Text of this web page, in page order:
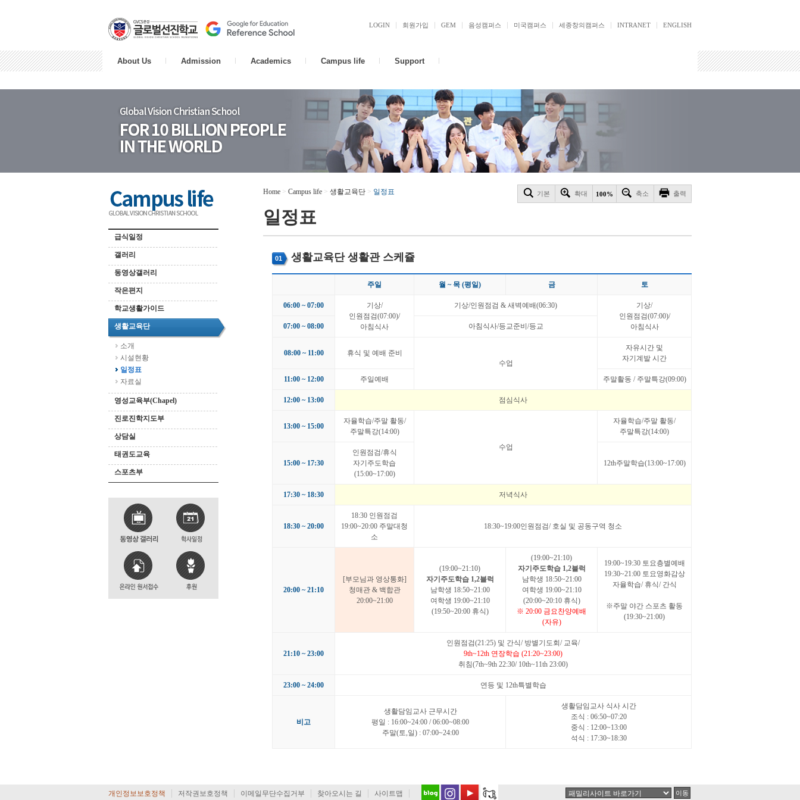
LOGIN 회원가입 GEM 음성캠퍼스 미국캠퍼스 세종창의캠퍼스 INTRANET ENGLISH
About Us Admission Academics Campus life Support
급식일정
갤러리
동영상갤러리
작은편지
학교생활가이드
생활교육단
소개
시설현황
일정표
자료실
영성교육부(Chapel)
진로진학지도부
상담실
태권도교육
스포츠부
기본 확대 100% 축소 출력
Home > Campus life > 생활교육단 > 일정표
일정표
01 생활교육단 생활관 스케쥴
주일 월 ~ 목 (평일) 금 토
06:00 ~ 07:00
기상/
인원점검(07:00)/
아침식사
기상/인원점검 & 새벽예배(06:30)
기상/
인원점검(07:00)/
아침식사
07:00 ~ 08:00 아침식사/등교준비/등교
08:00 ~ 11:00
휴식 및 예배 준비
수업
자유시간 및
자기계발 시간
11:00 ~ 12:00 주일예배 주말활동 / 주말특강(09:00)
12:00 ~ 13:00 점심식사
13:00 ~ 15:00
자율학습/주말 활동/
주말특강(14:00)
수업
자율학습/주말 활동/
주말특강(14:00)
15:00 ~ 17:30
인원점검/휴식
자기주도학습
(15:00~17:00)
12th주말학습(13:00~17:00)
17:30 ~ 18:30 저녁식사
18:30 ~ 20:00
18:30 인원점검
19:00~20:00 주말대청
소
18:30~19:00인원점검/ 호실 및 공동구역 청소
20:00 ~ 21:10
[부모님과 영상통화]
청매관 & 백합관
20:00~21:00
(19:00~21:10)
자기주도학습 1,2블럭
남학생 18:50~21:00
여학생 19:00~21:10
(19:50~20:00 휴식)
(19:00~21:10)
자기주도학습 1,2블럭
남학생 18:50~21:00
여학생 19:00~21:10
(20:00~20:10 휴식)
※ 20:00 금요찬양예배
(자유)
19:00~19:30 토요층별예배
19:30~21:00 토요영화감상
자율학습/ 휴식/ 간식
※주말 야간 스포츠 활동
(19:30~21:00)
21:10 ~ 23:00
인원점검(21:25) 및 간식/ 방별기도회/ 교육/
9th~12th 연장학습 (21:20~23:00)
취침(7th~9th 22:30/ 10th~11th 23:00)
23:00 ~ 24:00 연등 및 12th특별학습
비고
생활담임교사 근무시간
평일 : 16:00~24:00 / 06:00~08:00
주말(토,일) : 07:00~24:00
생활담임교사 식사 시간
조식 : 06:50~07:20
중식 : 12:00~13:00
석식 : 17:30~18:30
개인정보보호정책 저작권보호정책 이메일무단수집거부 찾아오시는 길 사이트맵